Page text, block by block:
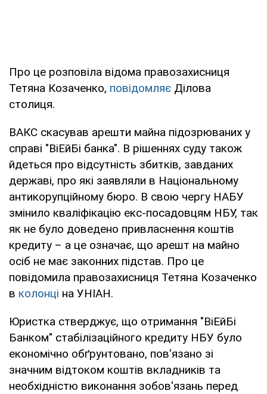
Про це розповіла відома правозахисниця
Тетяна Козаченко, повідомляє Ділова
столиця.
ВАКС скасував арешти майна підозрюваних у
справі "ВіЕйБі банка". В рішеннях суду також
йдеться про відсутність збитків, завданих
державі, про які заявляли в Національному
антикорупційному бюро. В свою чергу НАБУ
змінило кваліфікацію екс-посадовцям НБУ, так
як не було доведено привласнення коштів
кредиту – а це означає, що арешт на майно
осіб не має законних підстав. Про це
повідомила правозахисниця Тетяна Козаченко
в колонці на УНІАН.
Юристка стверджує, що отримання "ВіЕйБі
Банком" стабілізаційного кредиту НБУ було
економічно обґрунтовано, пов'язано зі
значним відтоком коштів вкладників та
необхідністю виконання зобов'язань перед